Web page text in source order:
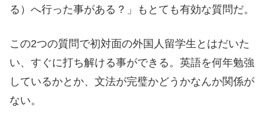
る）へ行った事がある？」もとても有効な質問だ。
この2つの質問で初対面の外国人留学生とはだいた
い、すぐに打ち解ける事ができる。英語を何年勉強
しているかとか、文法が完璧かどうかなんか関係が
ない。